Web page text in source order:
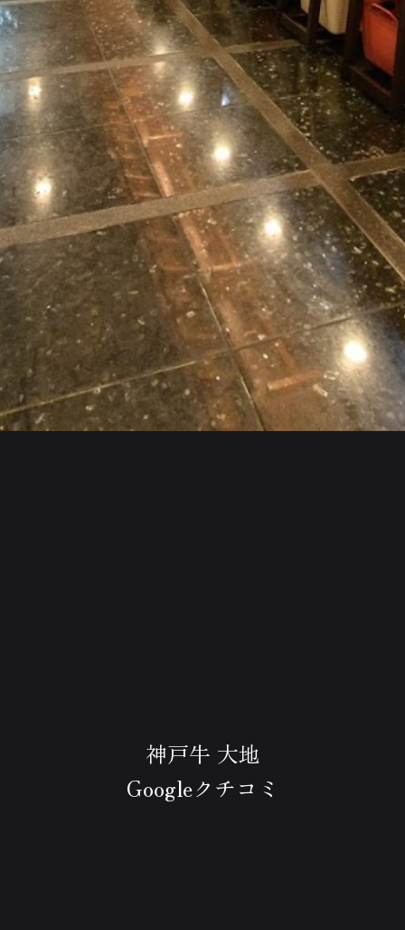
神戸牛 大地
Googleクチコミ